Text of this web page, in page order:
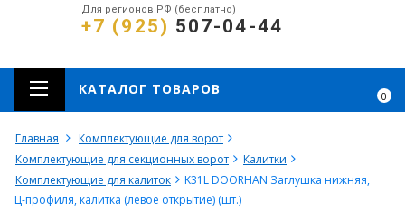
Для регионов РФ (бесплатно)
+7 (925) 507-04-44
0
КАТАЛОГ ТОВАРОВ
Главная
Комплектующие для ворот
Комплектующие для секционных ворот
Калитки
Комплектующие для калиток
K31L DOORHAN Заглушка нижняя,
Ц-профиля, калитка (левое открытие) (шт.)